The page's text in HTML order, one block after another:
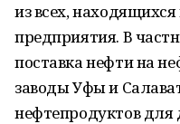
из всех, находящихся
предприятия. В
поставка нефти на
заводы Уфы и
нефтепродуктов